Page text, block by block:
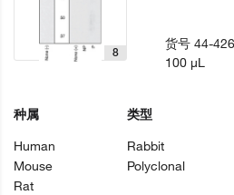
8
种属
Human
Mouse
Rat
类型
Rabbit
Polyclonal
货号44-
100 µL